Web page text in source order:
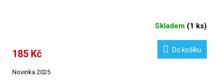
Skladem (1 ks)
185 Kč Do košíku
Novinka 2025